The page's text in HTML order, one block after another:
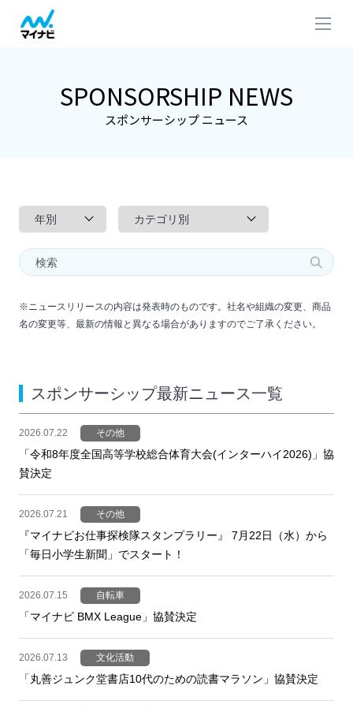
SPONSORSHIP NEWS
スポンサーシップ ニュース
※ニュースリリースの内容は発表時のものです。社名や組織の変更、商品
名の変更等、最新の情報と異なる場合がありますのでご了承ください。
スポンサーシップ最新ニュース一覧
2026.07.22
「令和8年度全国高等学校総合体育大会(インターハイ2026)」協
賛決定
その他
2026.07.21
『マイナビお仕事探検隊スタンプラリー』 7月22日（水）から
「毎日小学生新聞」でスタート！
その他
2026.07.15
「マイナビ BMX League」協賛決定
自転車
2026.07.13
「丸善ジュンク堂書店10代のための読書マラソン」協賛決定
文化活動